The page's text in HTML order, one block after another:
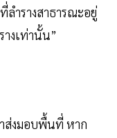
ลำรางสาธารณะอยู่
างเท่านั้น”
าส่งมอบพื้นที่ หาก